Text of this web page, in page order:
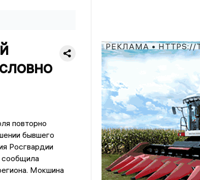
повторно
бывшего
Росгвардии
Мокшина
РЕКЛАМА • HTTPS://